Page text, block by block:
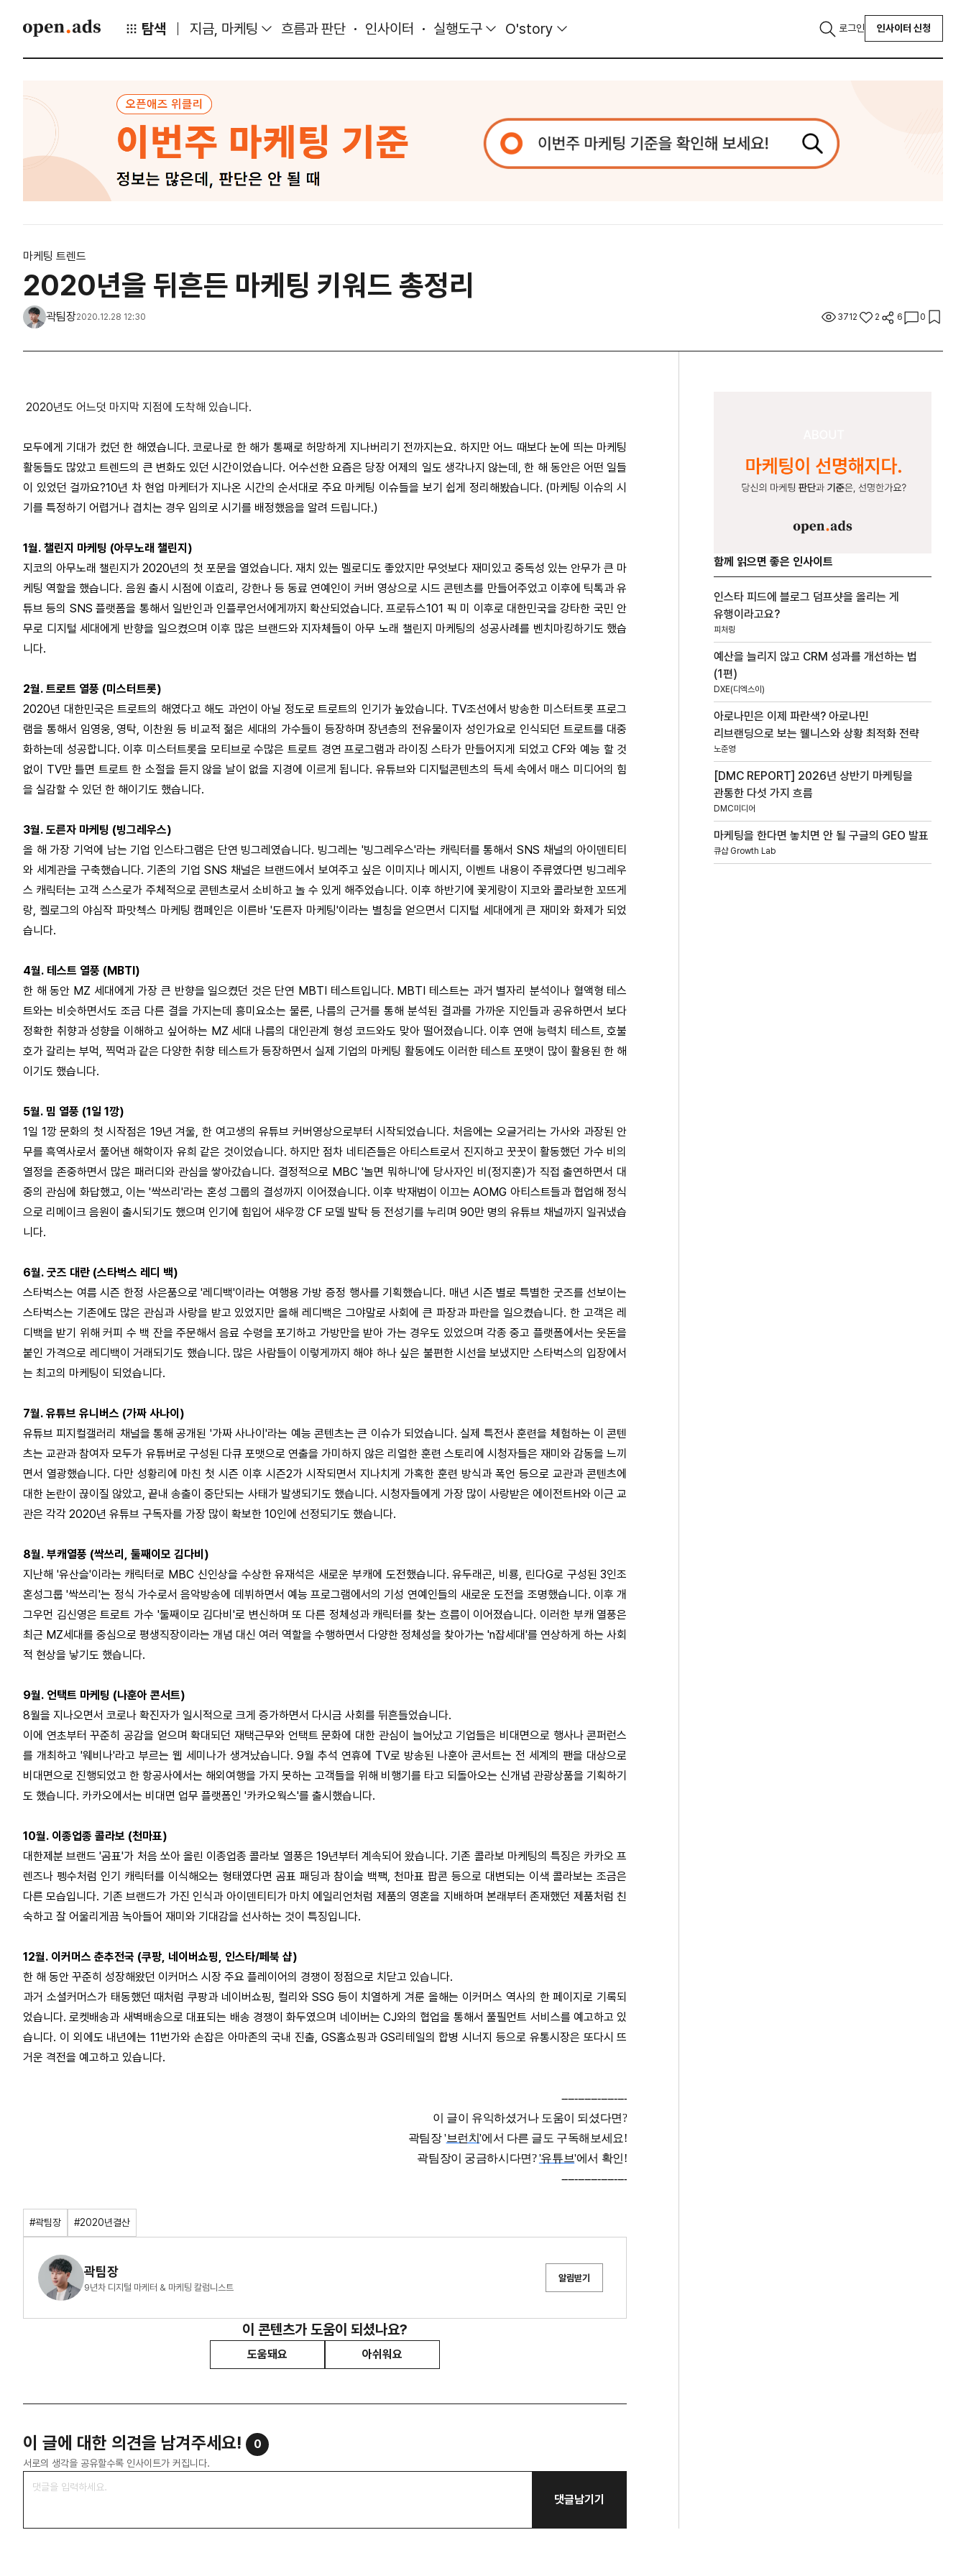
탐색 지금, 마케팅 흐름과 판단 인사이터 실행도구 O'story 로그인 인사이터 신청
마케팅 트렌드
2020년을 뒤흔든 마케팅 키워드 총정리
곽팀장2020.12.28 12:30 3712 2 6 0
2020년도 어느덧 마지막 지점에 도착해 있습니다.
모두에게 기대가 컸던 한 해였습니다. 코로나로 한 해가 통째로 허망하게 지나버리기 전까지는요. 하지만 어느 때보다 눈에 띄는 마케팅
활동들도 많았고 트렌드의 큰 변화도 있던 시간이었습니다. 어수선한 요즘은 당장 어제의 일도 생각나지 않는데, 한 해 동안은 어떤 일들
이 있었던 걸까요?10년 차 현업 마케터가 지나온 시간의 순서대로 주요 마케팅 이슈들을 보기 쉽게 정리해봤습니다. (마케팅 이슈의 시
기를 특정하기 어렵거나 겹치는 경우 임의로 시기를 배정했음을 알려 드립니다.)
1월. 챌린지 마케팅 (아무노래 챌린지)
지코의 아무노래 챌린지가 2020년의 첫 포문을 열었습니다. 재치 있는 멜로디도 좋았지만 무엇보다 재미있고 중독성 있는 안무가 큰 마
케팅 역할을 했습니다. 음원 출시 시점에 이효리, 강한나 등 동료 연예인이 커버 영상으로 시드 콘텐츠를 만들어주었고 이후에 틱톡과 유
튜브 등의 SNS 플랫폼을 통해서 일반인과 인플루언서에게까지 확산되었습니다. 프로듀스101 픽 미 이후로 대한민국을 강타한 국민 안
무로 디지털 세대에게 반향을 일으켰으며 이후 많은 브랜드와 지자체들이 아무 노래 챌린지 마케팅의 성공사례를 벤치마킹하기도 했습
니다.
2월. 트로트 열풍 (미스터트롯)
2020년 대한민국은 트로트의 해였다고 해도 과언이 아닐 정도로 트로트의 인기가 높았습니다. TV조선에서 방송한 미스터트롯 프로그
램을 통해서 임영웅, 영탁, 이찬원 등 비교적 젊은 세대의 가수들이 등장하며 장년층의 전유물이자 성인가요로 인식되던 트로트를 대중
화하는데 성공합니다. 이후 미스터트롯을 모티브로 수많은 트로트 경연 프로그램과 라이징 스타가 만들어지게 되었고 CF와 예능 할 것
없이 TV만 틀면 트로트 한 소절을 듣지 않을 날이 없을 지경에 이르게 됩니다. 유튜브와 디지털콘텐츠의 득세 속에서 매스 미디어의 힘
을 실감할 수 있던 한 해이기도 했습니다.
3월. 도른자 마케팅 (빙그레우스)
올 해 가장 기억에 남는 기업 인스타그램은 단연 빙그레였습니다. 빙그레는 '빙그레우스'라는 캐릭터를 통해서 SNS 채널의 아이덴티티
와 세계관을 구축했습니다. 기존의 기업 SNS 채널은 브랜드에서 보여주고 싶은 이미지나 메시지, 이벤트 내용이 주류였다면 빙그레우
스 캐릭터는 고객 스스로가 주체적으로 콘텐츠로서 소비하고 놀 수 있게 해주었습니다. 이후 하반기에 꽃게랑이 지코와 콜라보한 꼬뜨게
랑, 켈로그의 야심작 파맛첵스 마케팅 캠페인은 이른바 '도른자 마케팅'이라는 별칭을 얻으면서 디지털 세대에게 큰 재미와 화제가 되었
습니다.
4월. 테스트 열풍 (MBTI)
한 해 동안 MZ 세대에게 가장 큰 반향을 일으켰던 것은 단연 MBTI 테스트입니다. MBTI 테스트는 과거 별자리 분석이나 혈액형 테스
트와는 비슷하면서도 조금 다른 결을 가지는데 흥미요소는 물론, 나름의 근거를 통해 분석된 결과를 가까운 지인들과 공유하면서 보다
정확한 취향과 성향을 이해하고 싶어하는 MZ 세대 나름의 대인관계 형성 코드와도 맞아 떨어졌습니다. 이후 연애 능력치 테스트, 호불
호가 갈리는 부먹, 찍먹과 같은 다양한 취향 테스트가 등장하면서 실제 기업의 마케팅 활동에도 이러한 테스트 포맷이 많이 활용된 한 해
이기도 했습니다.
5월. 밈 열풍 (1일 1깡)
1일 1깡 문화의 첫 시작점은 19년 겨울, 한 여고생의 유튜브 커버영상으로부터 시작되었습니다. 처음에는 오글거리는 가사와 과장된 안
무를 흑역사로서 풀어낸 해학이자 유희 같은 것이었습니다. 하지만 점차 네티즌들은 아티스트로서 진지하고 꿋꿋이 활동했던 가수 비의
열정을 존중하면서 많은 패러디와 관심을 쌓아갔습니다. 결정적으로 MBC '놀면 뭐하니'에 당사자인 비(정지훈)가 직접 출연하면서 대
중의 관심에 화답했고, 이는 '싹쓰리'라는 혼성 그룹의 결성까지 이어졌습니다. 이후 박재범이 이끄는 AOMG 아티스트들과 협업해 정식
으로 리메이크 음원이 출시되기도 했으며 인기에 힘입어 새우깡 CF 모델 발탁 등 전성기를 누리며 90만 명의 유튜브 채널까지 일궈냈습
니다.
6월. 굿즈 대란 (스타벅스 레디 백)
스타벅스는 여름 시즌 한정 사은품으로 '레디백'이라는 여행용 가방 증정 행사를 기획했습니다. 매년 시즌 별로 특별한 굿즈를 선보이는
스타벅스는 기존에도 많은 관심과 사랑을 받고 있었지만 올해 레디백은 그야말로 사회에 큰 파장과 파란을 일으켰습니다. 한 고객은 레
디백을 받기 위해 커피 수 백 잔을 주문해서 음료 수령을 포기하고 가방만을 받아 가는 경우도 있었으며 각종 중고 플랫폼에서는 웃돈을
붙인 가격으로 레디백이 거래되기도 했습니다. 많은 사람들이 이렇게까지 해야 하나 싶은 불편한 시선을 보냈지만 스타벅스의 입장에서
는 최고의 마케팅이 되었습니다.
7월. 유튜브 유니버스 (가짜 사나이)
유튜브 피지컬갤러리 채널을 통해 공개된 '가짜 사나이'라는 예능 콘텐츠는 큰 이슈가 되었습니다.실제 특전사 훈련을 체험하는 이 콘텐
츠는 교관과 참여자 모두가 유튜버로 구성된 다큐 포맷으로 연출을 가미하지 않은 리얼한 훈련 스토리에 시청자들은 재미와 감동을 느끼
면서 열광했습니다. 다만 성황리에 마친 첫 시즌 이후 시즌2가 시작되면서 지나치게 가혹한 훈련 방식과 폭언 등으로 교관과 콘텐츠에
대한 논란이 끊이질 않았고, 끝내 송출이 중단되는 사태가 발생되기도 했습니다. 시청자들에게 가장 많이 사랑받은 에이전트H와 이근 교
관은 각각 2020년 유튜브 구독자를 가장 많이 확보한 10인에 선정되기도 했습니다.
8월. 부캐열풍 (싹쓰리, 둘째이모 김다비)
지난해 '유산슬'이라는 캐릭터로 MBC 신인상을 수상한 유재석은 새로운 부캐에 도전했습니다.유두래곤, 비룡, 린다G로 구성된 3인조
혼성그룹 '싹쓰리'는 정식 가수로서 음악방송에 데뷔하면서 예능 프로그램에서의 기성 연예인들의 새로운 도전을 조명했습니다. 이후 개
그우먼 김신영은 트로트 가수 '둘째이모 김다비'로 변신하며 또 다른 정체성과 캐릭터를 찾는 흐름이 이어졌습니다. 이러한 부캐 열풍은
최근 MZ세대를 중심으로 평생직장이라는 개념 대신 여러 역할을 수행하면서 다양한 정체성을 찾아가는 'n잡세대'를 연상하게 하는 사회
적 현상을 낳기도 했습니다.
9월. 언택트 마케팅 (나훈아 콘서트)
8월을 지나오면서 코로나 확진자가 일시적으로 크게 증가하면서 다시금 사회를 뒤흔들었습니다.
이에 연초부터 꾸준히 공감을 얻으며 확대되던 재택근무와 언택트 문화에 대한 관심이 늘어났고 기업들은 비대면으로 행사나 콘퍼런스
를 개최하고 '웨비나'라고 부르는 웹 세미나가 생겨났습니다. 9월 추석 연휴에 TV로 방송된 나훈아 콘서트는 전 세계의 팬을 대상으로
비대면으로 진행되었고 한 항공사에서는 해외여행을 가지 못하는 고객들을 위해 비행기를 타고 되돌아오는 신개념 관광상품을 기획하기
도 했습니다. 카카오에서는 비대면 업무 플랫폼인 '카카오웍스'를 출시했습니다.
10월. 이종업종 콜라보 (천마표)
대한제분 브랜드 '곰표'가 처음 쏘아 올린 이종업종 콜라보 열풍은 19년부터 계속되어 왔습니다. 기존 콜라보 마케팅의 특징은 카카오 프
렌즈나 펭수처럼 인기 캐릭터를 이식해오는 형태였다면 곰표 패딩과 참이슬 백팩, 천마표 팝콘 등으로 대변되는 이색 콜라보는 조금은
다른 모습입니다. 기존 브랜드가 가진 인식과 아이덴티티가 마치 에일리언처럼 제품의 영혼을 지배하며 본래부터 존재했던 제품처럼 친
숙하고 잘 어울리게끔 녹아들어 재미와 기대감을 선사하는 것이 특징입니다.
12월. 이커머스 춘추전국 (쿠팡, 네이버쇼핑, 인스타/페북 샵)
한 해 동안 꾸준히 성장해왔던 이커머스 시장 주요 플레이어의 경쟁이 정점으로 치닫고 있습니다.
과거 소셜커머스가 태동했던 때처럼 쿠팡과 네이버쇼핑, 컬리와 SSG 등이 치열하게 겨룬 올해는 이커머스 역사의 한 페이지로 기록되
었습니다. 로켓배송과 새벽배송으로 대표되는 배송 경쟁이 화두였으며 네이버는 CJ와의 협업을 통해서 풀필먼트 서비스를 예고하고 있
습니다. 이 외에도 내년에는 11번가와 손잡은 아마존의 국내 진출, GS홈쇼핑과 GS리테일의 합병 시너지 등으로 유통시장은 또다시 뜨
거운 격전을 예고하고 있습니다.
--------------------
이 글이 유익하셨거나 도움이 되셨다면?
곽팀장 '브런치'에서 다른 글도 구독해보세요!
곽팀장이 궁금하시다면?'유튜브'에서 확인!
--------------------
#곽팀장 #2020년결산
곽팀장
9년차 디지털 마케터 & 마케팅 칼럼니스트
알림받기
이 콘텐츠가 도움이 되셨나요?
도움돼요 아쉬워요
이 글에 대한 의견을 남겨주세요! 0
서로의 생각을 공유할수록 인사이트가 커집니다.
댓글남기기
함께 읽으면 좋은 인사이트
인스타 피드에 블로그 덤프샷을 올리는 게
유행이라고요?
피처링
예산을 늘리지 않고 CRM 성과를 개선하는 법
(1편)
DXE(디엑스이)
아로나민은 이제 파란색? 아로나민
리브랜딩으로 보는 웰니스와 상황 최적화 전략
노준영
[DMC REPORT] 2026년 상반기 마케팅을
관통한 다섯 가지 흐름
DMC미디어
마케팅을 한다면 놓치면 안 될 구글의 GEO 발표
큐샵 Growth Lab